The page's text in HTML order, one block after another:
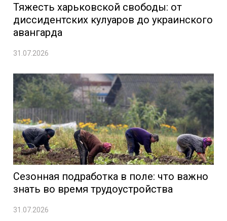
Тяжесть харьковской свободы: от
диссидентских кулуаров до украинского
авангарда
31.07.2026
Сезонная подработка в поле: что важно
знать во время трудоустройства
31.07.2026